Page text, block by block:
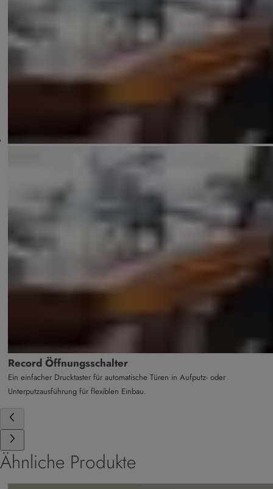
Record Öffnungsschalter
Ein einfacher Drucktaster für automatische Türen in Aufputz- oder
Unterputzausführung für flexiblen Einbau.
Ähnliche Produkte